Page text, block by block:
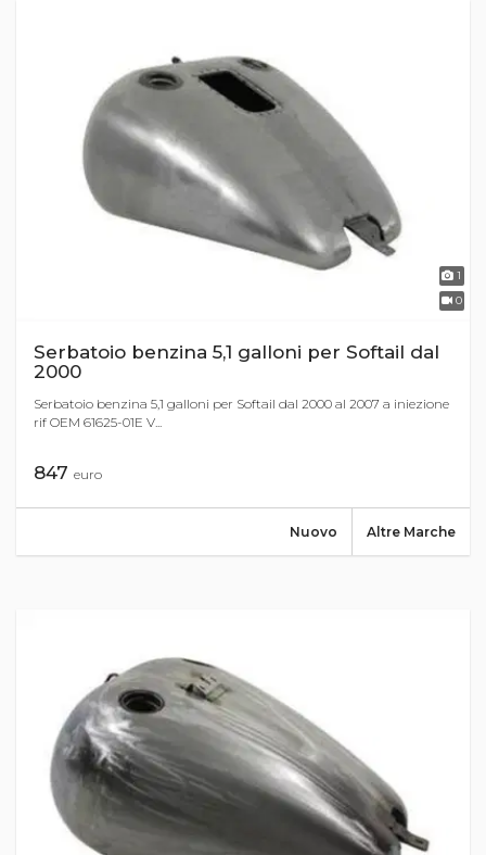
1
0
Serbatoio benzina 5,1 galloni per Softail dal
2000
Serbatoio benzina 5,1 galloni per Softail dal 2000 al 2007 a iniezione
rif OEM 61625-01E V...
847 euro
Altre Marche
Nuovo